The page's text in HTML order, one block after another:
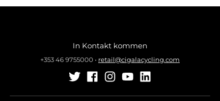
In Kontakt kommen
+353 46 9755000 • retail@cigalacycling.com